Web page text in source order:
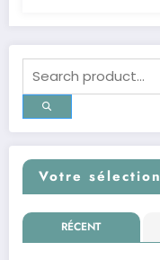
Votre sélection
RÉCENT